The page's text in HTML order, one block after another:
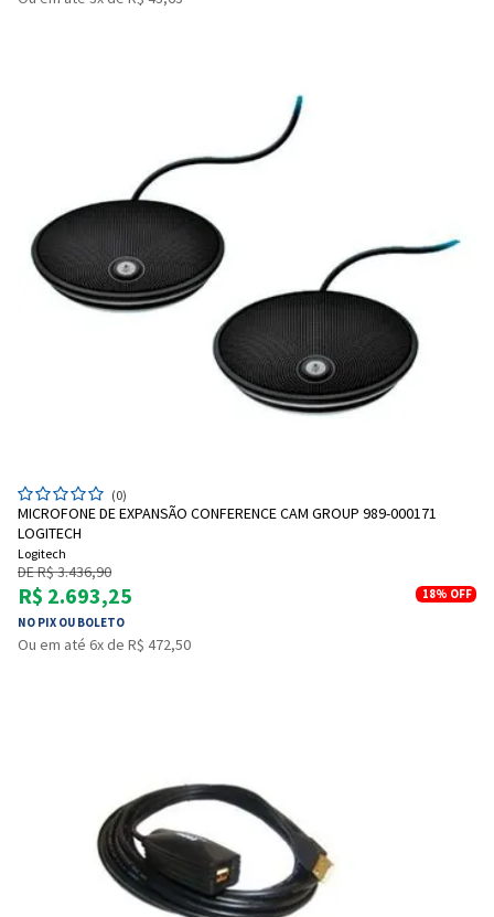
(0)
MICROFONE DE EXPANSÃO CONFERENCE CAM GROUP 989-000171
LOGITECH
Logitech
DE R$ 3.436,90
R$ 2.693,25
NO PIX OU BOLETO
18% OFF
Ou em até 6x de R$ 472,50